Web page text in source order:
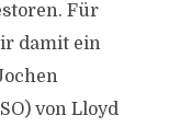
Für
damit ein
von Lloyd